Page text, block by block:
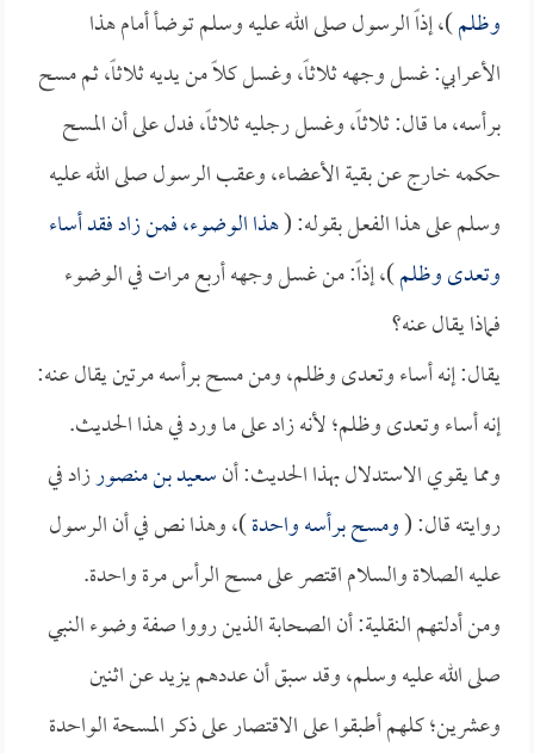
وظلم)، إذاً الرسول صلى الله عليه وسلم توضأ أمام هذا
الأعرابي: غسل وجهه ثلاثاً، وغسل كلاً من يديه ثلاثاً، ثم مسح
برأسه، ما قال: ثلاثاً، وغسل رجليه ثلاثاً، فدل على أن المسح
حكمه خارج عن بقية الأعضاء، وعقب الرسول صلى الله عليه
وسلم على هذا الفعل بقوله: (هذا الوضوء، فمن زاد فقد أساء
وتعدى وظلم)، إذاً: من غسل وجهه أربع مرات في الوضوء
فماذا يقال عنه؟
يقال: إنه أساء وتعدى وظلم، ومن مسح برأسه مرتين يقال عنه:
إنه أساء وتعدى وظلم؛ لأنه زاد على ما ورد في هذا الحديث.
ومما يقوي الاستدلال بهذا الحديث: أنسعيد بن منصورزاد في
روايته قال: (ومسح برأسه واحدة)، وهذا نص في أن الرسول
عليه الصلاة والسلام اقتصر على مسح الرأس مرة واحدة.
ومن أدلتهم النقلية: أن الصحابة الذين رووا صفة وضوء النبي
صلى الله عليه وسلم، وقد سبق أن عددهم يزيد عن اثنين
وعشرين؛ كلهم أطبقوا على الاقتصار على ذكر المسحة الواحدة